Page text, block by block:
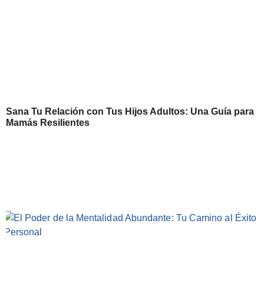
Sana Tu Relación con Tus Hijos Adultos: Una Guía para
Mamás Resilientes